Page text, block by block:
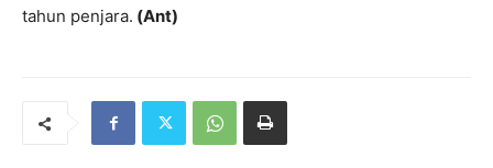
tahun penjara. (Ant)